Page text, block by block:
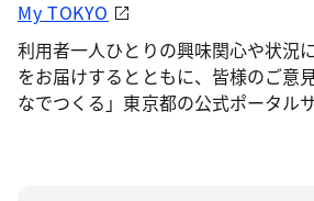
My TOKYO
利用者一人ひとりの興味関心や状況
をお届けするとともに、皆様のご意
なでつくる」東京都の公式ポータル